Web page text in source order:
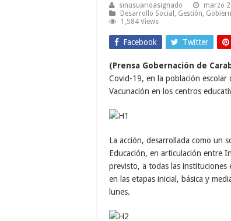
sinusuarioasignado
marzo
Desarrollo Social
Gestión
1,584 Views
Facebook Twitter
(Prensa Gobernación de
Covid-19, en la población escolar
Vacunación en los centros
La acción, desarrollada como un
Educación, en articulación entre
previsto, a todas las instituciones
en las etapas inicial, básica y
lunes.